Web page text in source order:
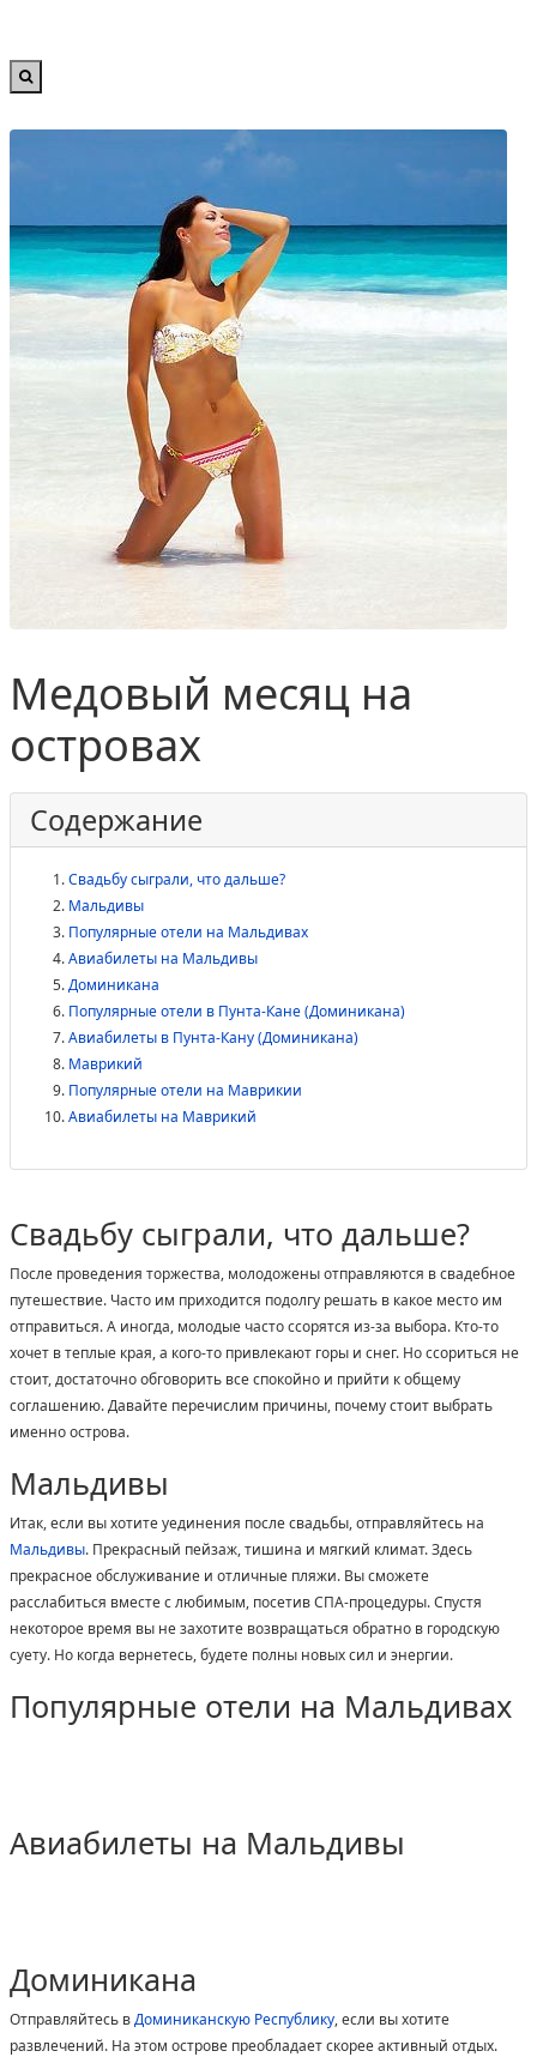
Медовый месяц на
островах
Содержание
Свадьбу сыграли, что дальше?
Мальдивы
Популярные отели на Мальдивах
Авиабилеты на Мальдивы
Доминикана
Популярные отели в Пунта-Кане (Доминикана)
Авиабилеты в Пунта-Кану (Доминикана)
Маврикий
Популярные отели на Маврикии
Авиабилеты на Маврикий
Свадьбу сыграли, что дальше?
После проведения торжества, молодожены отправляются в свадебное
путешествие. Часто им приходится подолгу решать в какое место им
отправиться. А иногда, молодые часто ссорятся из-за выбора. Кто-то
хочет в теплые края, а кого-то привлекают горы и снег. Но ссориться не
стоит, достаточно обговорить все спокойно и прийти к общему
соглашению. Давайте перечислим причины, почему стоит выбрать
именно острова.
Мальдивы
Итак, если вы хотите уединения после свадьбы, отправляйтесь на
Мальдивы. Прекрасный пейзаж, тишина и мягкий климат. Здесь
прекрасное обслуживание и отличные пляжи. Вы сможете
расслабиться вместе с любимым, посетив СПА-процедуры. Спустя
некоторое время вы не захотите возвращаться обратно в городскую
суету. Но когда вернетесь, будете полны новых сил и энергии.
Популярные отели на Мальдивах
Авиабилеты на Мальдивы
Доминикана
Отправляйтесь вДоминиканскую Республику, если вы хотите
развлечений. На этом острове преобладает скорее активный отдых.